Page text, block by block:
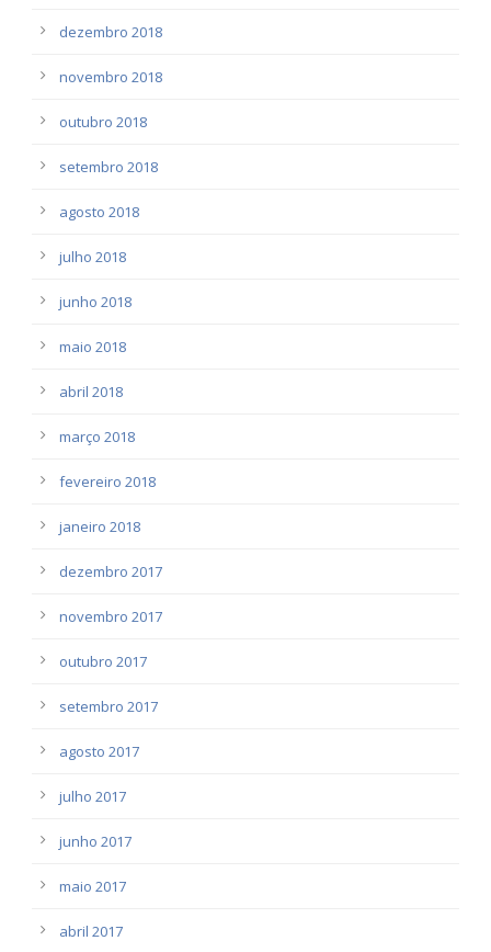
dezembro 2018
novembro 2018
outubro 2018
setembro 2018
agosto 2018
julho 2018
junho 2018
maio 2018
abril 2018
março 2018
fevereiro 2018
janeiro 2018
dezembro 2017
novembro 2017
outubro 2017
setembro 2017
agosto 2017
julho 2017
junho 2017
maio 2017
abril 2017